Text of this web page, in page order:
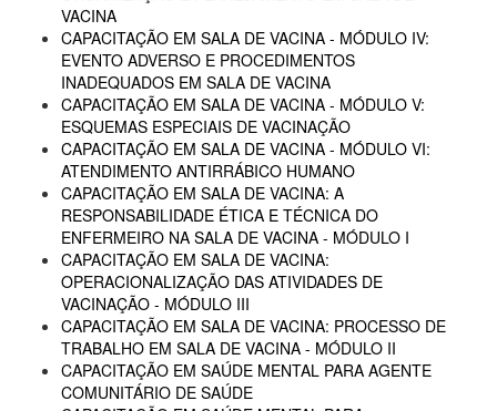
VACINA
CAPACITAÇÃO EM SALA DE VACINA - MÓDULO IV:
EVENTO ADVERSO E PROCEDIMENTOS
INADEQUADOS EM SALA DE VACINA
CAPACITAÇÃO EM SALA DE VACINA - MÓDULO V:
ESQUEMAS ESPECIAIS DE VACINAÇÃO
CAPACITAÇÃO EM SALA DE VACINA - MÓDULO VI:
ATENDIMENTO ANTIRRÁBICO HUMANO
CAPACITAÇÃO EM SALA DE VACINA: A
RESPONSABILIDADE ÉTICA E TÉCNICA DO
ENFERMEIRO NA SALA DE VACINA - MÓDULO I
CAPACITAÇÃO EM SALA DE VACINA:
OPERACIONALIZAÇÃO DAS ATIVIDADES DE
VACINAÇÃO - MÓDULO III
CAPACITAÇÃO EM SALA DE VACINA: PROCESSO DE
TRABALHO EM SALA DE VACINA - MÓDULO II
CAPACITAÇÃO EM SAÚDE MENTAL PARA AGENTE
COMUNITÁRIO DE SAÚDE